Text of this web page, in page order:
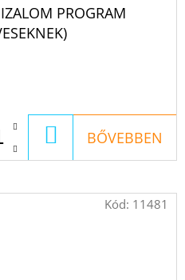
PROGRAM
KOSÁRBA
BŐVEBBEN
Kód: 11481